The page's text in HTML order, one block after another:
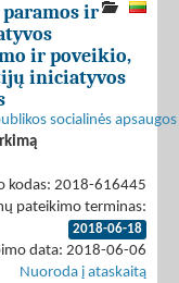
ir
ir poveikio,
iniciatyvos
socialinės
kodas: 2018-616445
pateikimo terminas:
2018-06-18
data: 2018-06-06
Nuoroda į ataskaitą